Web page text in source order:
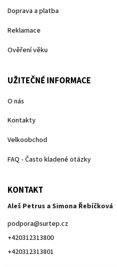
Doprava a platba
Reklamace
Ověření věku
UŽITEČNÉ INFORMACE
O nás
Kontakty
Velkoobchod
FAQ - Často kladené otázky
KONTAKT
Aleš Petrus a Simona Řebíčková
podpora@surtep.cz
+420312313800
+420312313801